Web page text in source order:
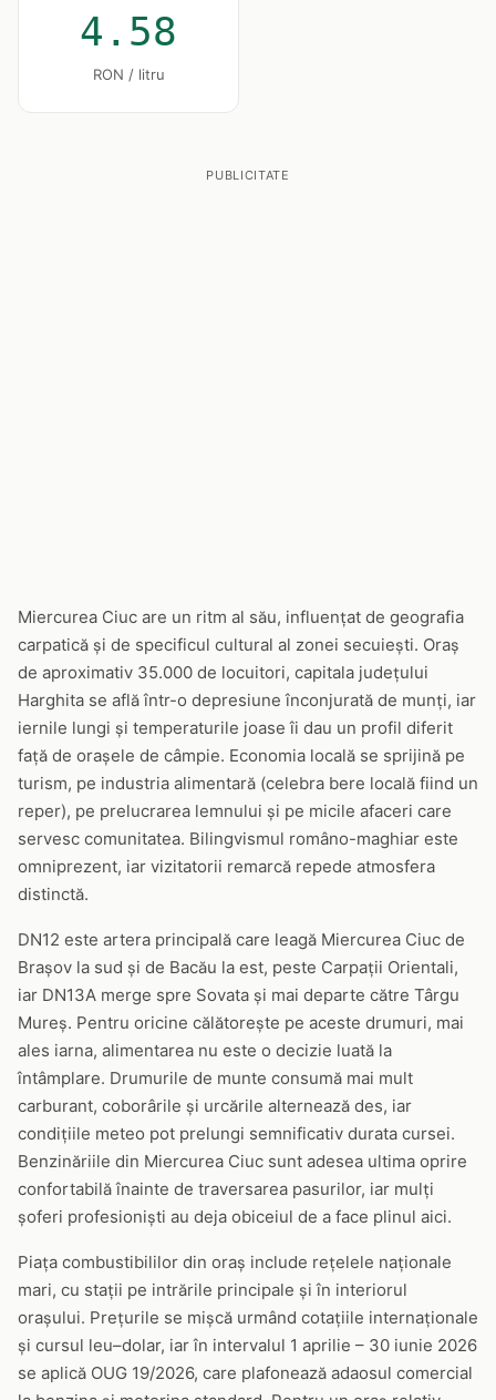
4.58
RON / litru
PUBLICITATE
Miercurea Ciuc are un ritm al său, influențat de geografia
carpatică și de specificul cultural al zonei secuiești. Oraș
de aproximativ 35.000 de locuitori, capitala județului
Harghita se află într-o depresiune înconjurată de munți, iar
iernile lungi și temperaturile joase îi dau un profil diferit
față de orașele de câmpie. Economia locală se sprijină pe
turism, pe industria alimentară (celebra bere locală fiind un
reper), pe prelucrarea lemnului și pe micile afaceri care
servesc comunitatea. Bilingvismul româno-maghiar este
omniprezent, iar vizitatorii remarcă repede atmosfera
distinctă.
DN12 este artera principală care leagă Miercurea Ciuc de
Brașov la sud și de Bacău la est, peste Carpații Orientali,
iar DN13A merge spre Sovata și mai departe către Târgu
Mureș. Pentru oricine călătorește pe aceste drumuri, mai
ales iarna, alimentarea nu este o decizie luată la
întâmplare. Drumurile de munte consumă mai mult
carburant, coborârile și urcările alternează des, iar
condițiile meteo pot prelungi semnificativ durata cursei.
Benzinăriile din Miercurea Ciuc sunt adesea ultima oprire
confortabilă înainte de traversarea pasurilor, iar mulți
șoferi profesioniști au deja obiceiul de a face plinul aici.
Piața combustibililor din oraș include rețelele naționale
mari, cu stații pe intrările principale și în interiorul
orașului. Prețurile se mișcă urmând cotațiile internaționale
și cursul leu–dolar, iar în intervalul 1 aprilie – 30 iunie 2026
se aplică OUG 19/2026, care plafonează adaosul comercial